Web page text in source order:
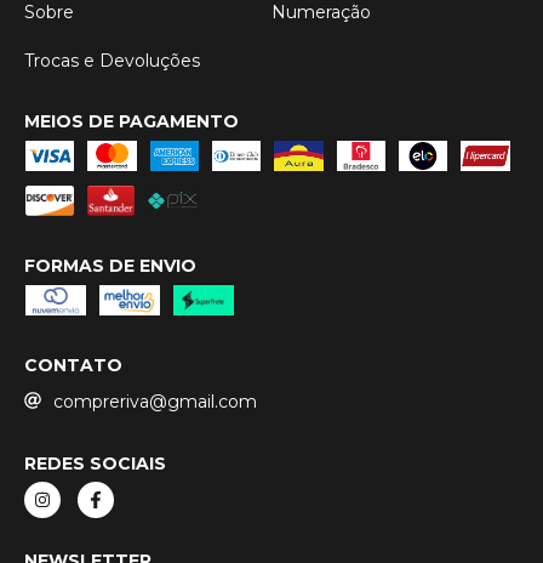
Sobre Numeração
Trocas e Devoluções
MEIOS DE PAGAMENTO
FORMAS DE ENVIO
CONTATO
compreriva@gmail.com
REDES SOCIAIS